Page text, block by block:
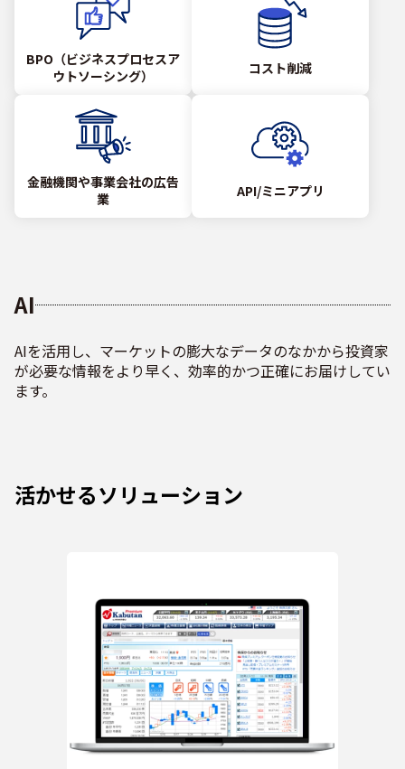
BPO（ビジネスプロセスア
ウトソーシング）
コスト削減
金融機関や事業会社の広告
業
API/ミニアプリ
AI
AIを活用し、マーケットの膨大なデータのなかから投資家
が必要な情報をより早く、効率的かつ正確にお届けしてい
ます。
活かせるソリューション